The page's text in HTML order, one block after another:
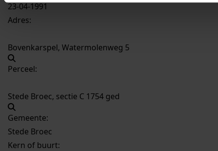
23-04-1991
Adres:
Bovenkarspel, Watermolenweg 5
Perceel:
Stede Broec, sectie C 1754 ged
Gemeente:
Stede Broec
Kern of buurt: